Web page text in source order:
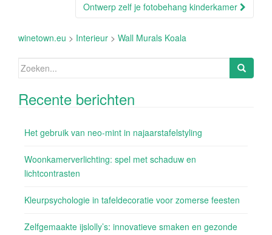
Ontwerp zelf je fotobehang kinderkamer
winetown.eu > Interieur > Wall Murals Koala
Zoeken
Recente berichten
Het gebruik van neo-mint in najaarstafelstyling
Woonkamerverlichting: spel met schaduw en
lichtcontrasten
Kleurpsychologie in tafeldecoratie voor zomerse feesten
Zelfgemaakte ijslolly’s: innovatieve smaken en gezonde